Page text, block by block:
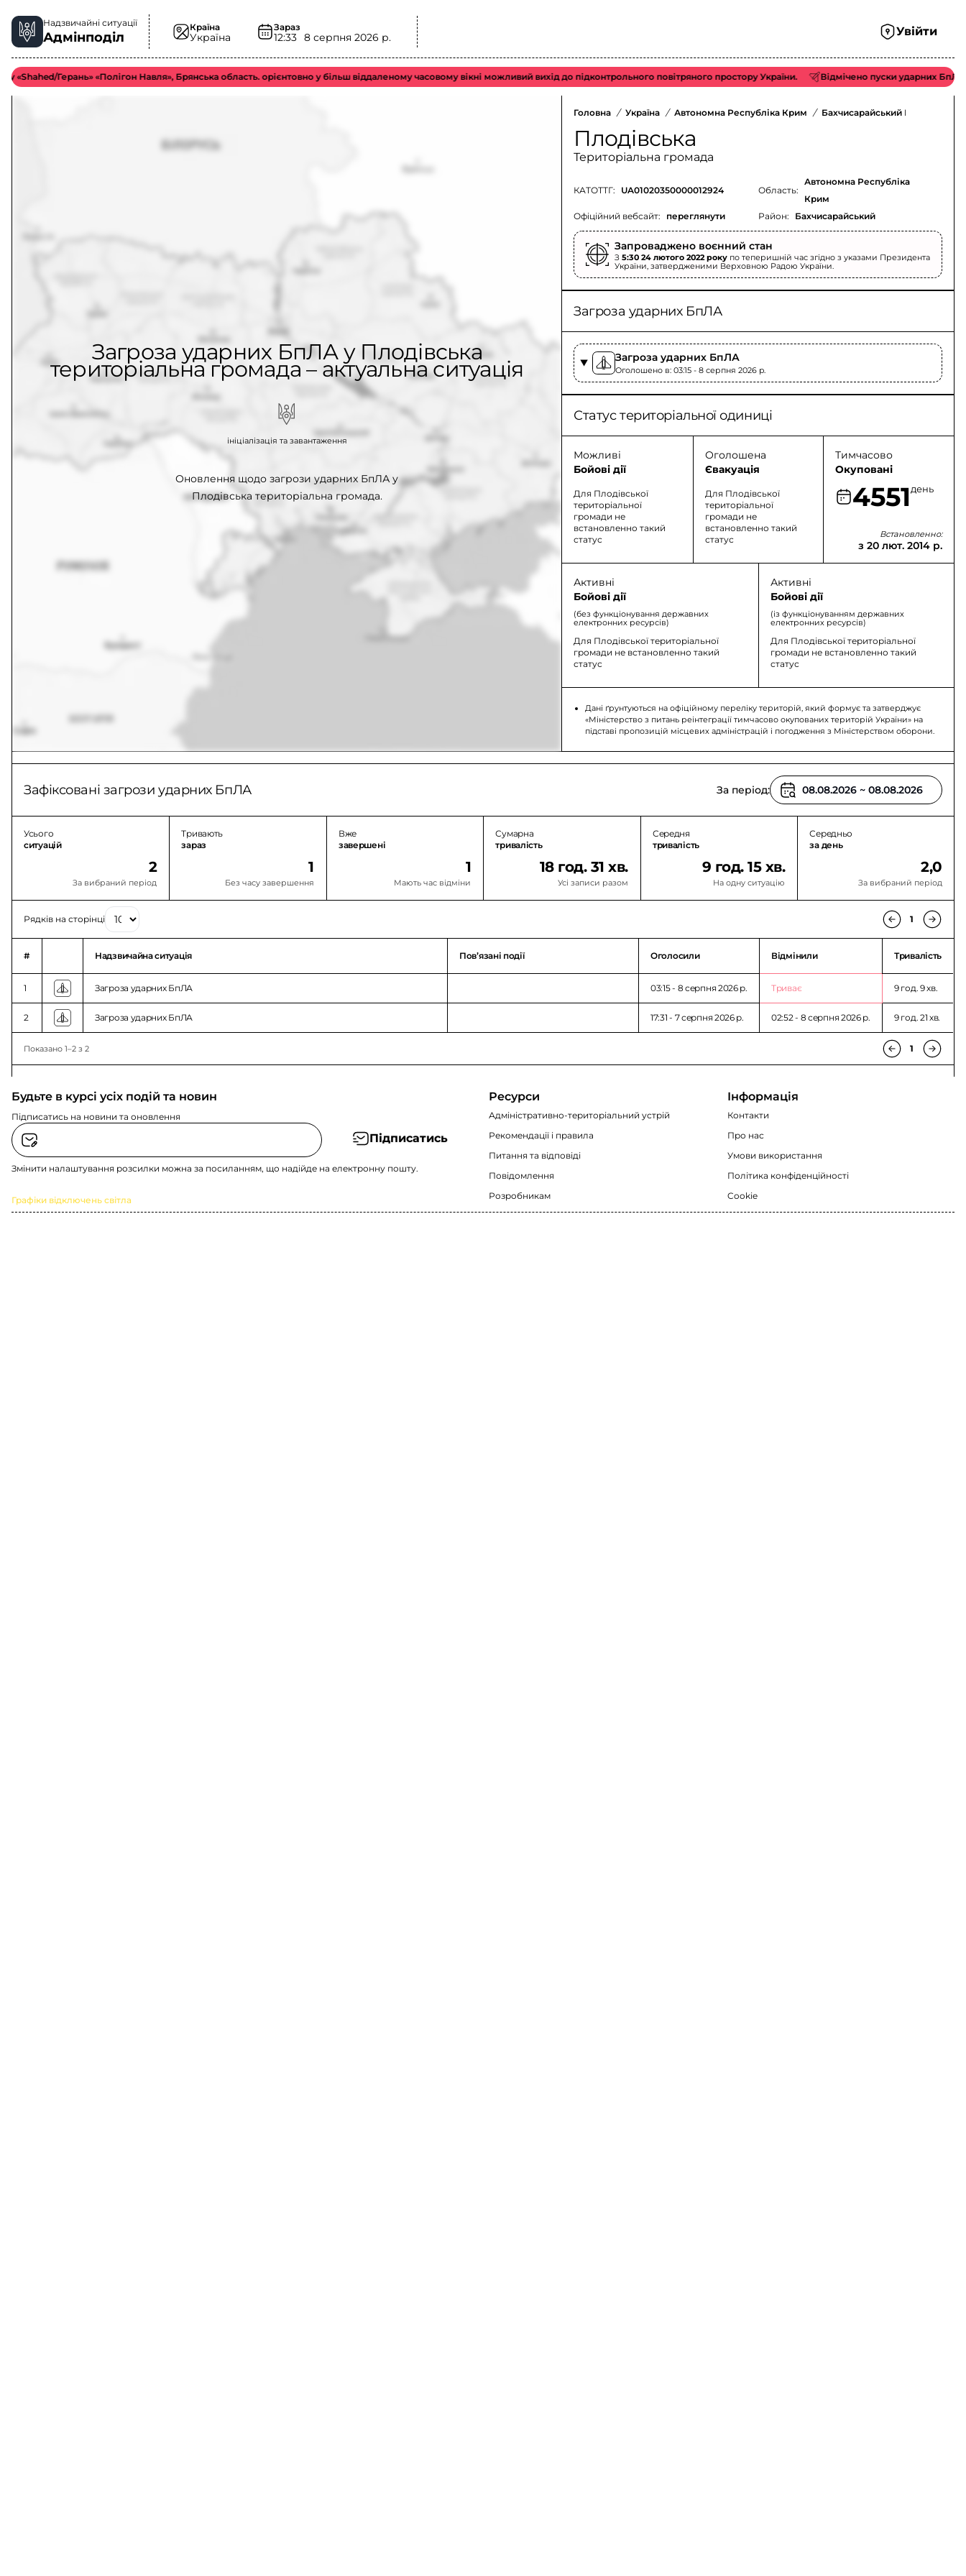
Надзвичайні ситуації
Адмінподіл
Країна
Україна
Зараз
12:33 8 серпня 2026 р. Увійти
Герань» «Полігон Навля», Брянська область. орієнтовно у більш віддаленому часовому вікні можливий вихід до підконтрольного повітряного простору України. Відмічено пуски ударних БпЛА типу
Загроза ударних БпЛА у Плодівська
територіальна громада – актуальна ситуація
Оновлення щодо загрози ударних БпЛА у
Плодівська територіальна громада.
ініціалізація та завантаження
Головна / Україна / Автономна Республіка Крим / Бахчисарайський Район
Плодівська
Територіальна громада
КАТОТТГ: UA01020350000012924
Офіційний вебсайт: переглянути
Область:
Автономна Республіка
Крим
Район:
Бахчисарайський
Запроваджено воєнний стан
З5:30 24 лютого 2022 року по теперишній час згідно з указами Президента
України, затвердженими Верховною Радою України.
Загроза ударних БпЛА
Загроза ударних БпЛА
Оголошено в: 03:15 - 8 серпня 2026 p.
Статус територіальної одиниці
Можливі
Бойові дії
Для Плодівської
територіальної
громади не
встановленно такий
статус
Оголошена
Євакуація
Для Плодівської
територіальної
громади не
встановленно такий
статус
Тимчасово
Окуповані
4551день
Встановленно:
з 20 лют. 2014 р.
Активні
Бойові дії
(без функціонування державних
електронних ресурсів)
Для Плодівської територіальної
громади не встановленно такий
статус
Активні
Бойові дії
(із функціонуванням державних
електронних ресурсів)
Для Плодівської територіальної
громади не встановленно такий
статус
Дані ґрунтуються на офіційному переліку територій, який формує та затверджує
«Міністерство з питань реінтеграції тимчасово окупованих територій України» на
підставі пропозицій місцевих адміністрацій і погодження з Міністерством оборони.
Зафіксовані загрози ударних БпЛА За період:
Усього
ситуацій
2
За вибраний період
Тривають
зараз
1
Без часу завершення
Вже
завершені
1
Мають час відміни
Сумарна
тривалість
18 год. 31 хв.
Усі записи разом
Середня
тривалість
9 год. 15 хв.
На одну ситуацію
Середньо
за день
2,0
За вибраний період
Рядків на сторінці 1
# Надзвичайна ситуація Повʼязані події Оголосили Відмінили Тривалість
1 Загроза ударних БпЛА 03:15 - 8 серпня 2026 p. Триває 9 год. 9 хв.
2 Загроза ударних БпЛА 17:31 - 7 серпня 2026 p. 02:52 - 8 серпня 2026 p. 9 год. 21 хв.
Показано 1–2 з 2 1
Будьте в курсі усіх подій та новин
Підписатись на новини та оновлення
Підписатись
Змінити налаштування розсилки можна за посиланням, що надійде на електронну пошту.
Графіки відключень світла
Ресурси
Адміністративно-територіальний устрій
Рекомендації i правила
Питання та відповіді
Повідомлення
Розробникам
Інформація
Контакти
Про нас
Умови використання
Політика конфіденційності
Cookie